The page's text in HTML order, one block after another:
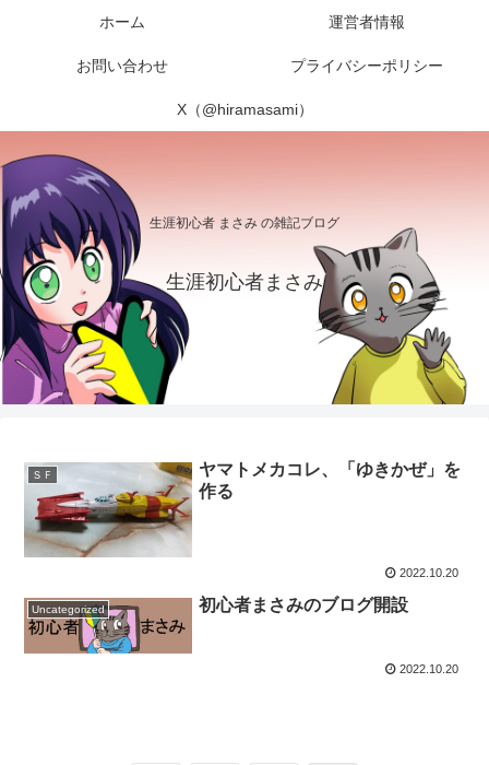
生涯初心者 まさみ の雑記ブログ
生涯初心者まさみ
ホーム 運営者情報
お問い合わせ プライバシーポリシー
X（@hiramasami）
ＳＦ
ヤマトメカコレ、「ゆきかぜ」を
作る
2022.10.20
Uncategorized 初心者まさみのブログ開設
2022.10.20